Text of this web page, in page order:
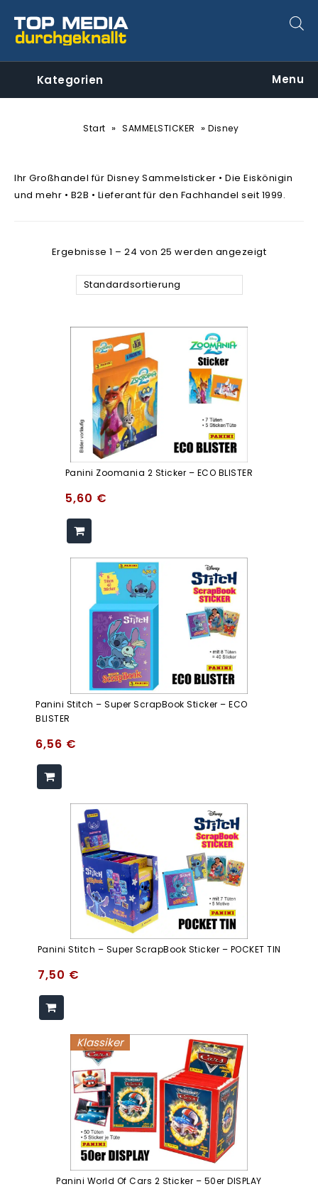
Kategorien Menu
Start » SAMMELSTICKER » Disney
Ihr Großhandel für Disney Sammelsticker • Die Eiskönigin
und mehr • B2B • Lieferant für den Fachhandel seit 1999.
Ergebnisse 1 – 24 von 25 werden angezeigt
Standardsortierung
Panini Zoomania 2 Sticker – ECO BLISTER
5,60 €
Panini Stitch – Super ScrapBook Sticker – ECO
BLISTER
6,56 €
Panini Stitch – Super ScrapBook Sticker – POCKET TIN
7,50 €
Klassiker
Panini World Of Cars 2 Sticker – 50er DISPLAY